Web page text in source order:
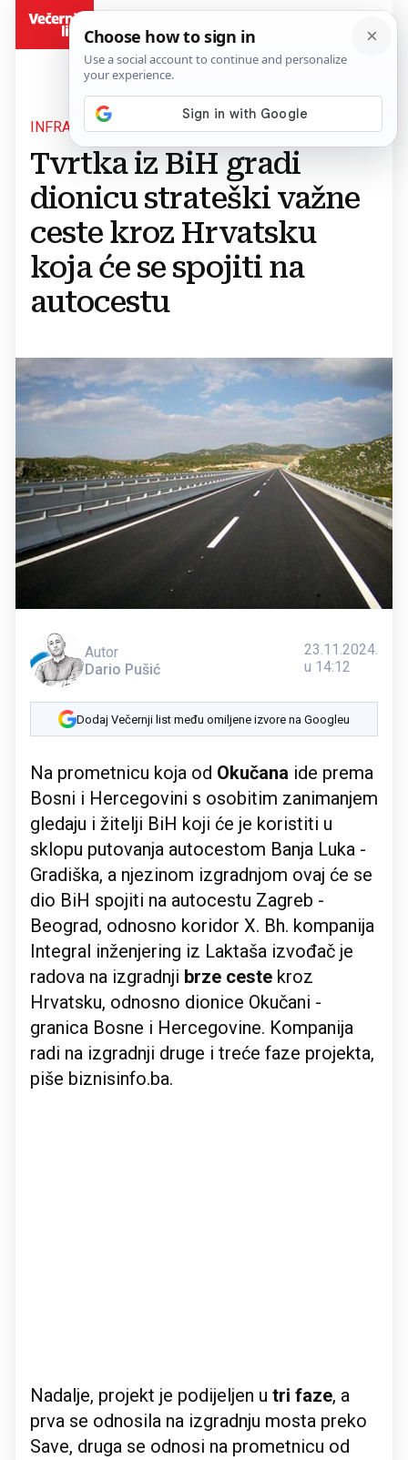
INFRASTRUKTURNO POVEZIVANJE
Tvrtka iz BiH gradi
dionicu strateški važne
ceste kroz Hrvatsku
koja će se spojiti na
autocestu
Autor
Dario Pušić
23.11.2024.
u 14:12
Dodaj Večernji list među omiljene izvore na Googleu
Na prometnicu koja od Okučana ide prema
Bosni i Hercegovini s osobitim zanimanjem
gledaju i žitelji BiH koji će je koristiti u
sklopu putovanja autocestom Banja Luka -
Gradiška, a njezinom izgradnjom ovaj će se
dio BiH spojiti na autocestu Zagreb -
Beograd, odnosno koridor X. Bh. kompanija
Integral inženjering iz Laktaša izvođač je
radova na izgradnji brze ceste kroz
Hrvatsku, odnosno dionice Okučani -
granica Bosne i Hercegovine. Kompanija
radi na izgradnji druge i treće faze projekta,
piše biznisinfo.ba.
Nadalje, projekt je podijeljen u tri faze, a
prva se odnosila na izgradnju mosta preko
Save, druga se odnosi na prometnicu od